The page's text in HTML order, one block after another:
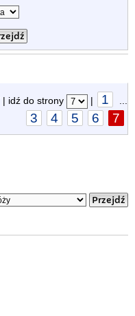
| idź do strony | 1
3 4 5 6 7